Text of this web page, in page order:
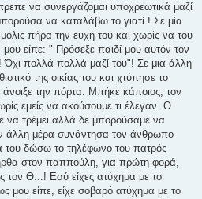
να συνεργάζομαι υποχρεωτικά μαζί
να καταλάβω το γιατί ! Σε μία
πήρα την ευχή του και χωρίς να του
είπε: " Πρόσεξε παιδί μου αυτόν τον
πολλά πολλά μαζί του"! Σε μια άλλη
της οικίας του και χτύπησε το
άνοιξε την πόρτα. Μπήκε κάποιος, τον
εμείς να ακούσουμε τι έλεγαν. Ο
να τρέμει αλλά δε μπορούσαμε να
άλλη μέρα συνάντησα τον άνθρωπο
του δώσω το τηλέφωνο του πατρός
στον παππούλη, για πρώτη φορά,
τον Θ...! Εσύ είχες ατύχημα με το
μου είπε, είχε σοβαρό ατύχημα με το